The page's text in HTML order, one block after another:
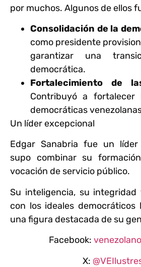
por muchos. Algunos de ellos
Consolidación de la
como presidente
garantizar una
democrática.
Fortalecimiento de
Contribuyó a fortalecer
democráticas
Un líder excepcional
Edgar Sanabria fue un
supo combinar su
vocación de servicio público.
Su inteligencia, su
con los ideales democráticos
una figura destacada de su
Facebook:
X: